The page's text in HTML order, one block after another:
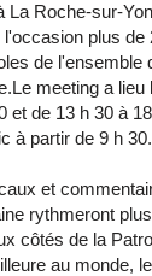
La Roche-sur-
plus de
de l'ensemble
meeting a lieu
et de 13 h 30 à
à partir de 9 h 30.
et
rythmeront
côtés de la
au monde,